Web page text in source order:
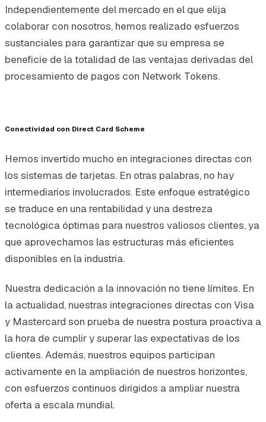
Independientemente del mercado en el que elija
colaborar con nosotros, hemos realizado esfuerzos
sustanciales para garantizar que su empresa se
beneficie de la totalidad de las ventajas derivadas del
procesamiento de pagos con Network Tokens.
Conectividad con Direct Card Scheme
Hemos invertido mucho en integraciones directas con
los sistemas de tarjetas. En otras palabras, no hay
intermediarios involucrados. Este enfoque estratégico
se traduce en una rentabilidad y una destreza
tecnológica óptimas para nuestros valiosos clientes, ya
que aprovechamos las estructuras más eficientes
disponibles en la industria.
Nuestra dedicación a la innovación no tiene límites. En
la actualidad, nuestras integraciones directas con Visa
y Mastercard son prueba de nuestra postura proactiva a
la hora de cumplir y superar las expectativas de los
clientes. Además, nuestros equipos participan
activamente en la ampliación de nuestros horizontes,
con esfuerzos continuos dirigidos a ampliar nuestra
oferta a escala mundial.